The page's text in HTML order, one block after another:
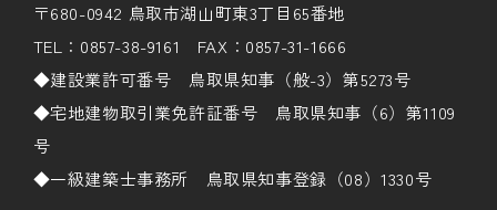
〒680-0942 鳥取市湖山町東3丁目65番地
TEL：0857-38-9161 FAX：0857-31-1666
◆建設業許可番号 鳥取県知事（般-3）第5273号
◆宅地建物取引業免許証番号 鳥取県知事（6）第1109
号
◆一級建築士事務所 鳥取県知事登録（08）1330号